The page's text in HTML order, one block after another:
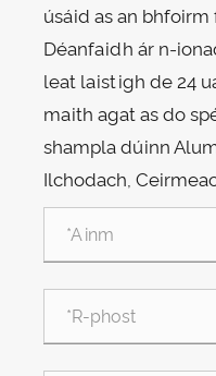
úsáid as an bhfoirm
Déanfaidh ár n-
leat laistigh de 24
maith agat as do
shampla dúinn
Ilchodach,